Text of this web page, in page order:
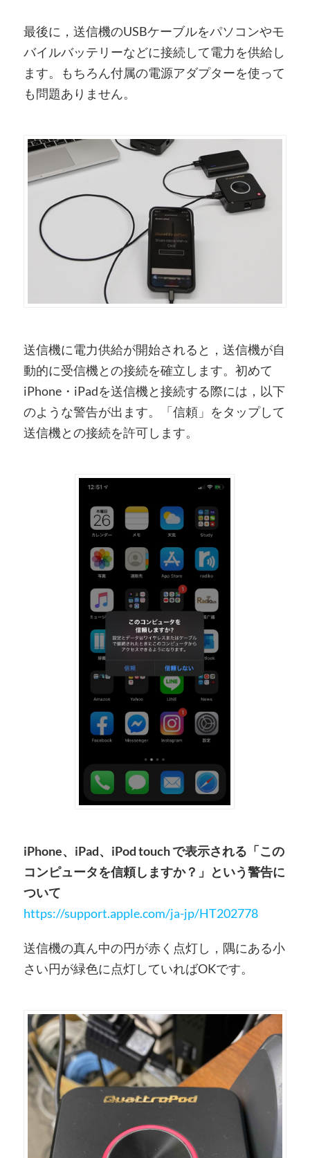
最後に，送信機のUSBケーブルをパソコンやモ
バイルバッテリーなどに接続して電力を供給し
ます。もちろん付属の電源アダプターを使って
も問題ありません。
送信機に電力供給が開始されると，送信機が自
動的に受信機との接続を確立します。初めて
iPhone・iPadを送信機と接続する際には，以下
のような警告が出ます。「信頼」をタップして
送信機との接続を許可します。
iPhone、iPad、iPod touch で表示される「この
コンピュータを信頼しますか？」という警告に
ついて
https://support.apple.com/ja-jp/HT202778
送信機の真ん中の円が赤く点灯し，隅にある小
さい円が緑色に点灯していればOKです。